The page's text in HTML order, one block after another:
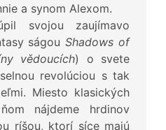
a synom Alexom.
svojou zaujímavo
ságouShadows of
vědoucích) o svete
revolúciou s tak
Miesto klasických
nájdeme hrdinov
ríšou, ktorí síce majú